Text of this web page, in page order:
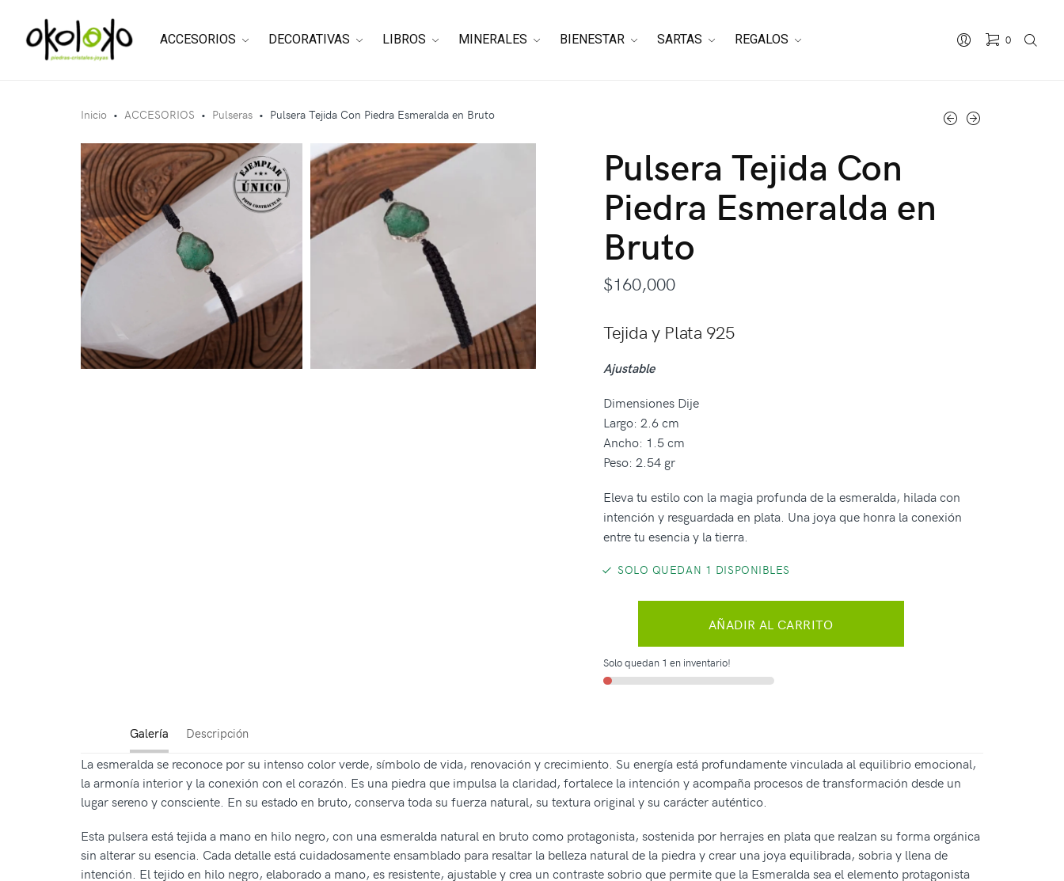
ACCESORIOS DECORATIVAS LIBROS MINERALES BIENESTAR SARTAS REGALOS 0
Inicio • ACCESORIOS • Pulseras • Pulsera Tejida Con Piedra Esmeralda en Bruto
Pulsera Tejida Con
Piedra Esmeralda en
Bruto
$160,000
Tejida y Plata 925
Ajustable
Dimensiones Dije
Largo: 2.6 cm
Ancho: 1.5 cm
Peso: 2.54 gr
Eleva tu estilo con la magia profunda de la esmeralda, hilada con
intención y resguardada en plata. Una joya que honra la conexión
entre tu esencia y la tierra.
SOLO QUEDAN 1 DISPONIBLES
AÑADIR AL CARRITO
Solo quedan 1 en inventario!
Galería Descripción
La esmeralda se reconoce por su intenso color verde, símbolo de vida, renovación y crecimiento. Su energía está profundamente vinculada al equilibrio emocional,
la armonía interior y la conexión con el corazón. Es una piedra que impulsa la claridad, fortalece la intención y acompaña procesos de transformación desde un
lugar sereno y consciente. En su estado en bruto, conserva toda su fuerza natural, su textura original y su carácter auténtico.
Esta pulsera está tejida a mano en hilo negro, con una esmeralda natural en bruto como protagonista, sostenida por herrajes en plata que realzan su forma orgánica
sin alterar su esencia. Cada detalle está cuidadosamente ensamblado para resaltar la belleza natural de la piedra y crear una joya equilibrada, sobria y llena de
intención. El tejido en hilo negro, elaborado a mano, es resistente, ajustable y crea un contraste sobrio que permite que la Esmeralda sea el elemento protagonista